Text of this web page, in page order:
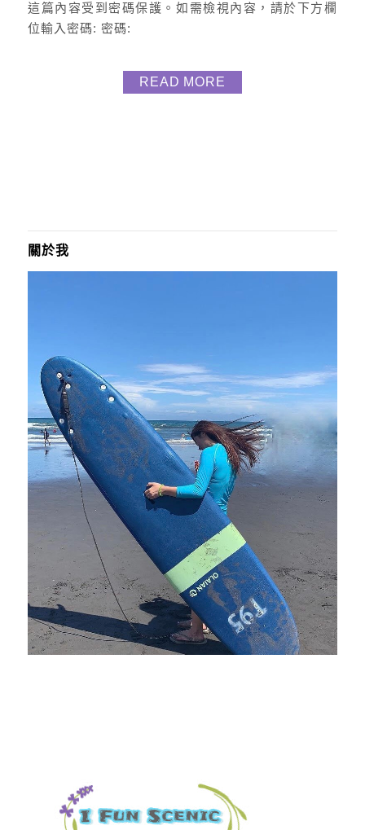
這篇內容受到密碼保護。如需檢視內容，請於下方欄
位輸入密碼: 密碼:
READ MORE
關於我